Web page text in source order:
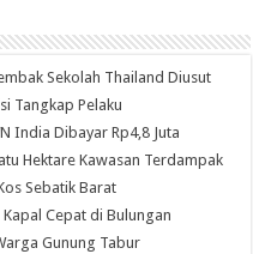
Sekolah Thailand Diusut
Tangkap Pelaku
India Dibayar Rp4,8 Juta
Hektare Kawasan Terdampak
Sebatik Barat
Cepat di Bulungan
Gunung Tabur